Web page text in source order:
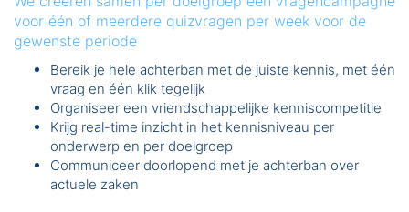
voor één of meerdere quizvragen per week voor de
gewenste periode
Bereik je hele achterban met de juiste kennis, met één
vraag en één klik tegelijk
Organiseer een vriendschappelijke kenniscompetitie
Krijg real-time inzicht in het kennisniveau per
onderwerp en per doelgroep
Communiceer doorlopend met je achterban over
actuele zaken